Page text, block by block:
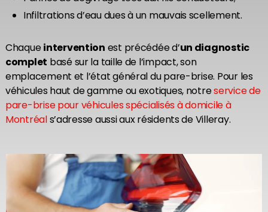
Infiltrations d’eau dues à un mauvais scellement.
Chaqueintervention est précédée d’un diagnostic
complet basé sur la taille de l’impact, son
emplacement et l’état général du pare-brise. Pour les
véhicules haut de gamme ou exotiques, notreservice de
pare-brise pour véhicules spécialisés à domicile à
Montréals’adresse aussi aux résidents de Villeray.